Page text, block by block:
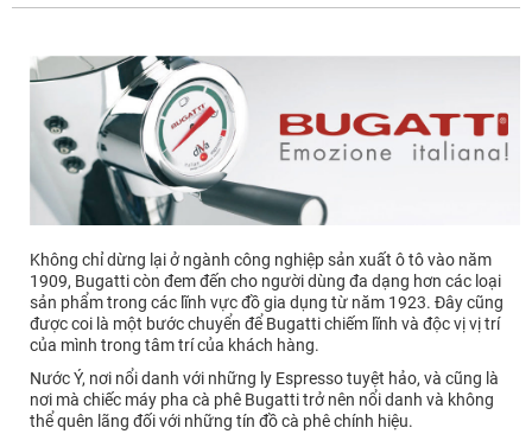
Không chỉ dừng lại ở ngành công nghiệp sản xuất ô tô vào năm
1909, Bugatti còn đem đến cho người dùng đa dạng hơn các loại
sản phẩm trong các lĩnh vực đồ gia dụng từ năm 1923. Đây cũng
được coi là một bước chuyển để Bugatti chiếm lĩnh và độc vị vị trí
của mình trong tâm trí của khách hàng.
Nước Ý, nơi nổi danh với những ly Espresso tuyệt hảo, và cũng là
nơi mà chiếc máy pha cà phê Bugatti trở nên nổi danh và không
thể quên lãng đối với những tín đồ cà phê chính hiệu.